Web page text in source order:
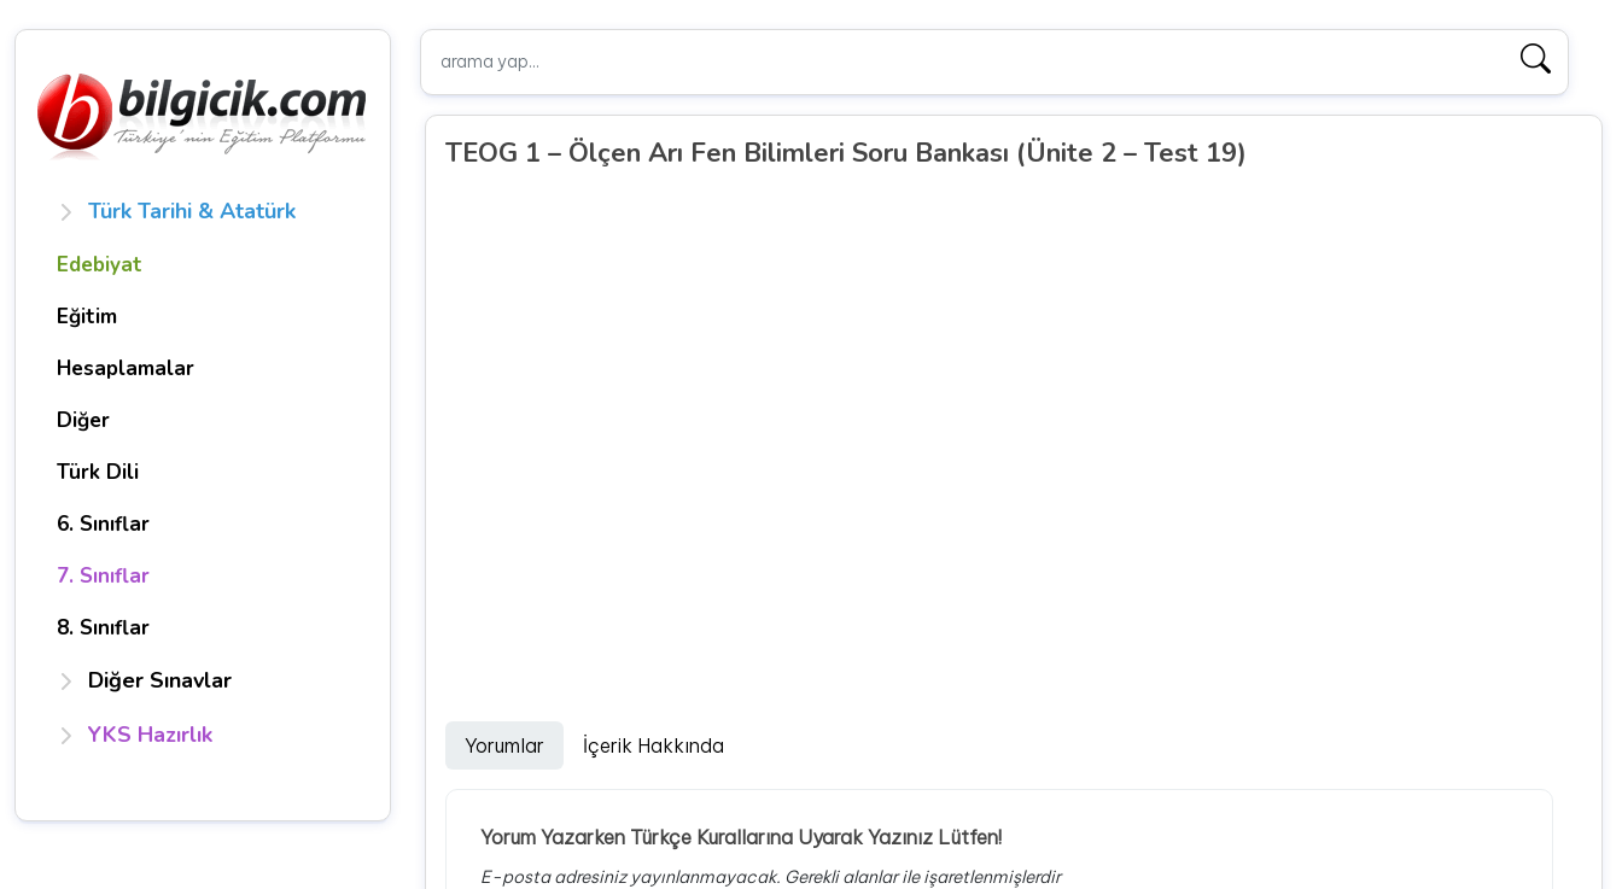
Türk Tarihi & Atatürk
Edebiyat
Eğitim
Hesaplamalar
Diğer
Türk Dili
6. Sınıflar
7. Sınıflar
8. Sınıflar
Diğer Sınavlar
YKS Hazırlık
TEOG 1 – Ölçen Arı Fen Bilimleri Soru Bankası (Ünite 2 – Test 19)
Yorumlar İçerik Hakkında
Yorum Yazarken Türkçe Kurallarına Uyarak Yazınız Lütfen!
E-posta adresiniz yayınlanmayacak. Gerekli alanlarile işaretlenmişlerdir